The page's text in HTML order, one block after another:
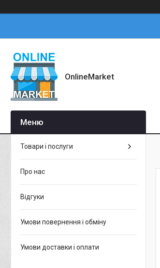
OnlineMarket
Товари і послуги
Про нас
Відгуки
Умови повернення і обміну
Умови доставки і оплати